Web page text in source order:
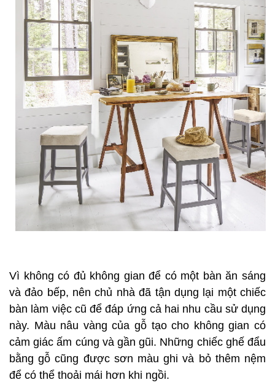
Vì không có đủ không gian để có một bàn ăn sáng
và đảo bếp, nên chủ nhà đã tận dụng lại một chiếc
bàn làm việc cũ để đáp ứng cả hai nhu cầu sử dụng
này. Màu nâu vàng của gỗ tạo cho không gian có
cảm giác ấm cúng và gần gũi. Những chiếc ghế đẩu
bằng gỗ cũng được sơn màu ghi và bỏ thêm nệm
để có thể thoải mái hơn khi ngồi.